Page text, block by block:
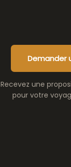
Demander
Recevez une
pour votre